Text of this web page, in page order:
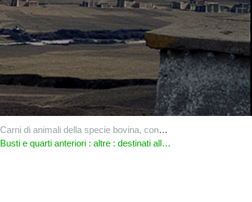
Carni di animali della specie bovina, congelate : altri pezzi non disossati
Busti e quarti anteriori : altre : destinati alla trasformazione : destinati alla fabbricazione di prodotti delle sottovoci 1602 10, 1602 50 31 o 1602 50 95, che non contengono carni bovine, con un rapporto collageno/proteine non superiore a 0,45 e contenenti in peso almeno 20% di carne magra (frattaglie e grasso esclusi), il cui peso netto totale è costituito per almeno 85% da carne e gelatina; detti prodotti devono subire un trattamento termico sufficiente per garantire la coagulazione delle proteine della carne in tutto il prodotto e non presentare pertanto tracce di liquido rossastro sulla superficie di taglio quando è sezionato secondo un piano che passa per la sua parte più grossa (prodotto a) : di bisonte